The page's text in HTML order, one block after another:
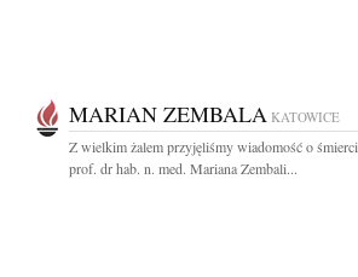
MARIAN ZEMBALA KATOWICE
Z wielkim żalem przyjęliśmy wiadomość o śmierci
prof. dr hab. n. med. Mariana Zembali...